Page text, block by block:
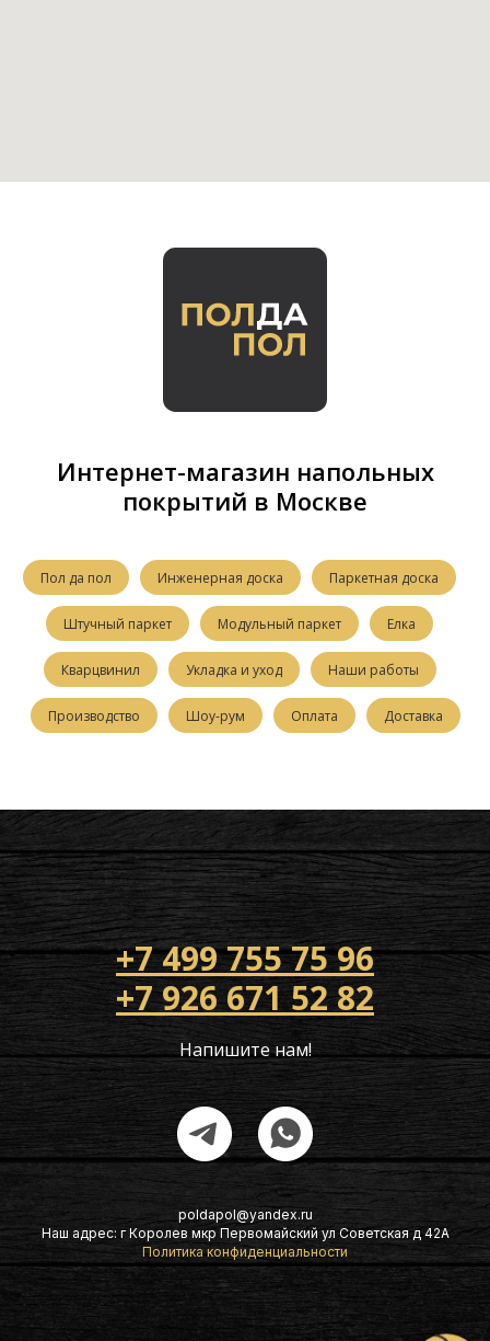
Интернет-магазин напольных
покрытий в Москве
Пол да пол Инженерная доска Паркетная доска
Штучный паркет Модульный паркет Елка
Кварцвинил Укладка и уход Наши работы
Производство Шоу-рум Оплата Доставка
+7 499 755 75 96
+7 926 671 52 82
Напишите нам!
poldapol@yandex.ru
Наш адрес: г Королев мкр Первомайский ул Советская д 42А
Политика конфиденциальности